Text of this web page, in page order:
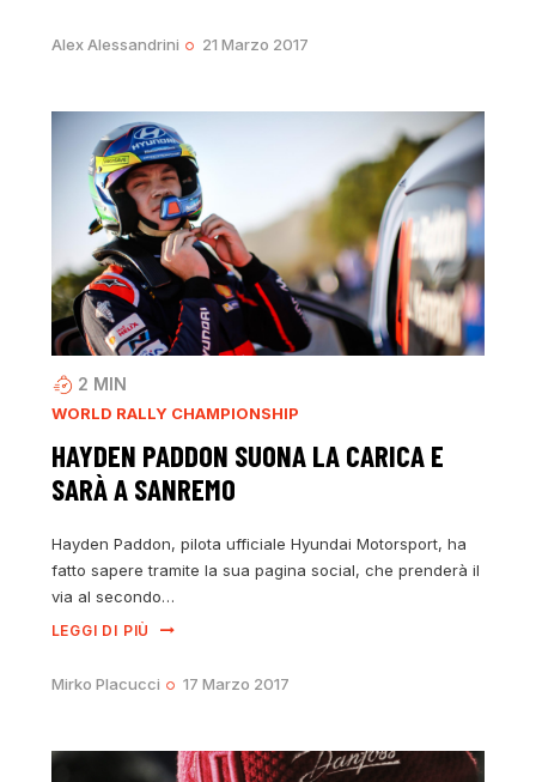
Alex Alessandrini 21 Marzo 2017
2 MIN
WORLD RALLY CHAMPIONSHIP
HAYDEN PADDON SUONA LA CARICA E
SARÀ A SANREMO
Hayden Paddon, pilota ufficiale Hyundai Motorsport, ha
fatto sapere tramite la sua pagina social, che prenderà il
via al secondo…
LEGGI DI PIÙ
Mirko Placucci 17 Marzo 2017